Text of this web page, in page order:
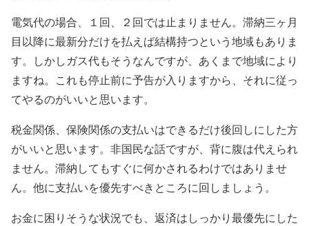
電気代の場合、１回、２回では止まりません。滞納三ヶ月
目以降に最新分だけを払えば結構持つという地域もありま
す。しかしガス代もそうなんですが、あくまで地域により
ますね。これも停止前に予告が入りますから、それに従っ
てやるのがいいと思います。
税金関係、保険関係の支払いはできるだけ後回しにした方
がいいと思います。非国民な話ですが、背に腹は代えられ
ません。滞納してもすぐに何かされるわけではありませ
ん。他に支払いを優先すべきところに回しましょう。
お金に困りそうな状況でも、返済はしっかり最優先にした